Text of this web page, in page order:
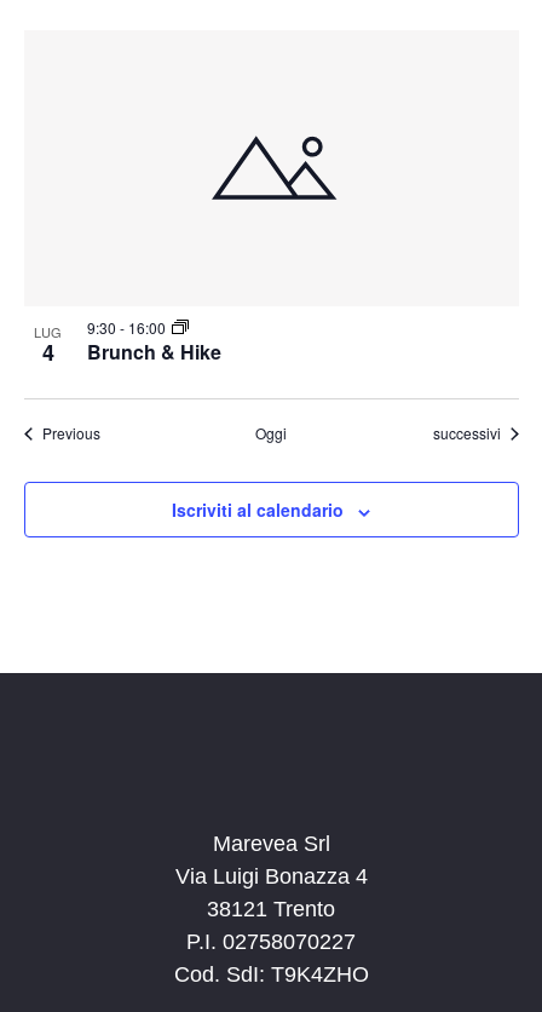
LUG
4 Brunch & Hike
9:30 - 16:00
PreviousEventi Oggi Eventi
successivi
Iscriviti al calendario
Marevea Srl
Via Luigi Bonazza 4
38121 Trento
P.I. 02758070227
Cod. SdI: T9K4ZHO